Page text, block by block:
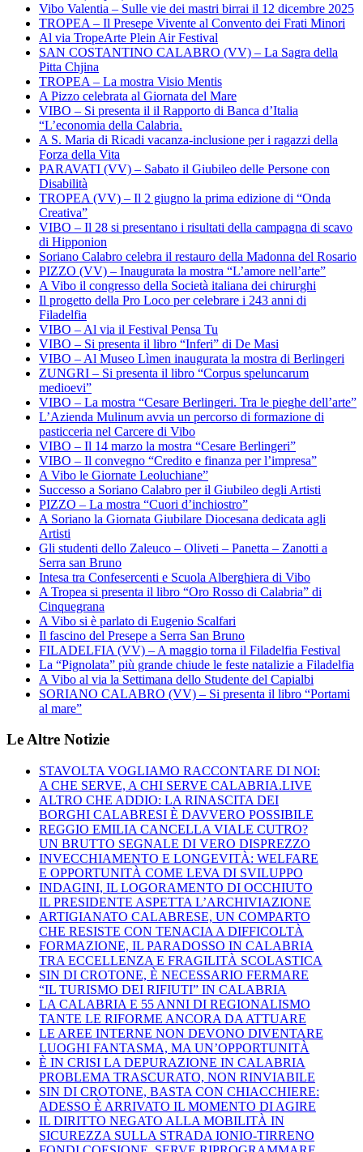
Vibo Valentia – Sulle vie dei mastri birrai il 12 dicembre 2025
TROPEA – Il Presepe Vivente al Convento dei Frati Minori
Al via TropeArte Plein Air Festival
SAN COSTANTINO CALABRO (VV) – La Sagra della
Pitta Chjina
TROPEA – La mostra Visio Mentis
A Pizzo celebrata al Giornata del Mare
VIBO – Si presenta il il Rapporto di Banca d’Italia
“L’economia della Calabria.
A S. Maria di Ricadi vacanza-inclusione per i ragazzi della
Forza della Vita
PARAVATI (VV) – Sabato il Giubileo delle Persone con
Disabilità
TROPEA (VV) – Il 2 giugno la prima edizione di “Onda
Creativa”
VIBO – Il 28 si presentano i risultati della campagna di scavo
di Hipponion
Soriano Calabro celebra il restauro della Madonna del Rosario
PIZZO (VV) – Inaugurata la mostra “L’amore nell’arte”
A Vibo il congresso della Società italiana dei chirurghi
Il progetto della Pro Loco per celebrare i 243 anni di
Filadelfia
VIBO – Al via il Festival Pensa Tu
VIBO – Si presenta il libro “Inferi” di De Masi
VIBO – Al Museo Lìmen inaugurata la mostra di Berlingeri
ZUNGRI – Si presenta il libro “Corpus speluncarum
medioevi”
VIBO – La mostra “Cesare Berlingeri. Tra le pieghe dell’arte”
L’Azienda Mulinum avvia un percorso di formazione di
pasticceria nel Carcere di Vibo
VIBO – Il 14 marzo la mostra “Cesare Berlingeri”
VIBO – Il convegno “Credito e finanza per l’impresa”
A Vibo le Giornate Leoluchiane”
Successo a Soriano Calabro per il Giubileo degli Artisti
PIZZO – La mostra “Cuori d’inchiostro”
A Soriano la Giornata Giubilare Diocesana dedicata agli
Artisti
Gli studenti dello Zaleuco – Oliveti – Panetta – Zanotti a
Serra san Bruno
Intesa tra Confesercenti e Scuola Alberghiera di Vibo
A Tropea si presenta il libro “Oro Rosso di Calabria” di
Cinquegrana
A Vibo si è parlato di Eugenio Scalfari
Il fascino del Presepe a Serra San Bruno
FILADELFIA (VV) – A maggio torna il Filadelfia Festival
La “Pignolata” più grande chiude le feste natalizie a Filadelfia
A Vibo al via la Settimana dello Studente del Capialbi
SORIANO CALABRO (VV) – Si presenta il libro “Portami
al mare”
Le Altre Notizie
STAVOLTA VOGLIAMO RACCONTARE DI NOI:
A CHE SERVE, A CHI SERVE CALABRIA.LIVE
ALTRO CHE ADDIO: LA RINASCITA DEI
BORGHI CALABRESI È DAVVERO POSSIBILE
REGGIO EMILIA CANCELLA VIALE CUTRO?
UN BRUTTO SEGNALE DI VERO DISPREZZO
INVECCHIAMENTO E LONGEVITÀ: WELFARE
E OPPORTUNITÀ COME LEVA DI SVILUPPO
INDAGINI, IL LOGORAMENTO DI OCCHIUTO
IL PRESIDENTE ASPETTA L’ARCHIVIAZIONE
ARTIGIANATO CALABRESE, UN COMPARTO
CHE RESISTE CON TENACIA A DIFFICOLTÀ
FORMAZIONE, IL PARADOSSO IN CALABRIA
TRA ECCELLENZA E FRAGILITÀ SCOLASTICA
SIN DI CROTONE, È NECESSARIO FERMARE
“IL TURISMO DEI RIFIUTI” IN CALABRIA
LA CALABRIA E 55 ANNI DI REGIONALISMO
TANTE LE RIFORME ANCORA DA ATTUARE
LE AREE INTERNE NON DEVONO DIVENTARE
LUOGHI FANTASMA, MA UN’OPPORTUNITÀ
È IN CRISI LA DEPURAZIONE IN CALABRIA
PROBLEMA TRASCURATO, NON RINVIABILE
SIN DI CROTONE, BASTA CON CHIACCHIERE:
ADESSO È ARRIVATO IL MOMENTO DI AGIRE
IL DIRITTO NEGATO ALLA MOBILITÀ IN
SICUREZZA SULLA STRADA IONIO-TIRRENO